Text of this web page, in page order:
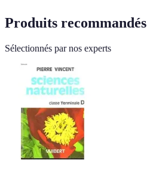
Produits recommandés
Sélectionnés par nos experts